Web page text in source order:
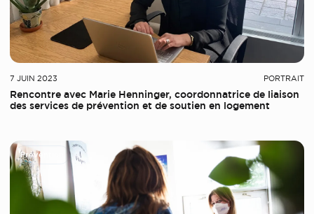
7 JUIN 2023 PORTRAIT
Rencontre avec Marie Henninger, coordonnatrice de liaison
des services de prévention et de soutien en logement
Prévention